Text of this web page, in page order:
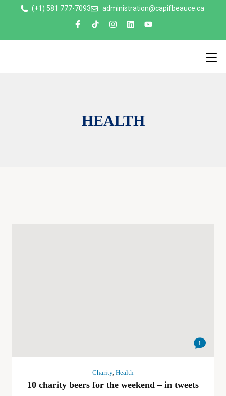
(+1) 581 777-7093 administration@capifbeauce.ca ​
HEALTH
1
Charity, Health
10 charity beers for the weekend – in tweets